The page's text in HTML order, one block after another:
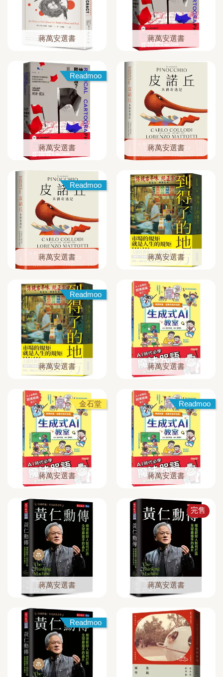
蔣萬安選書 蔣萬安選書
Readmoo
蔣萬安選書 蔣萬安選書
Readmoo
蔣萬安選書 蔣萬安選書
Readmoo
蔣萬安選書 蔣萬安選書
金石堂
蔣萬安選書
Readmoo
蔣萬安選書
蔣萬安選書
完售
蔣萬安選書
Readmoo